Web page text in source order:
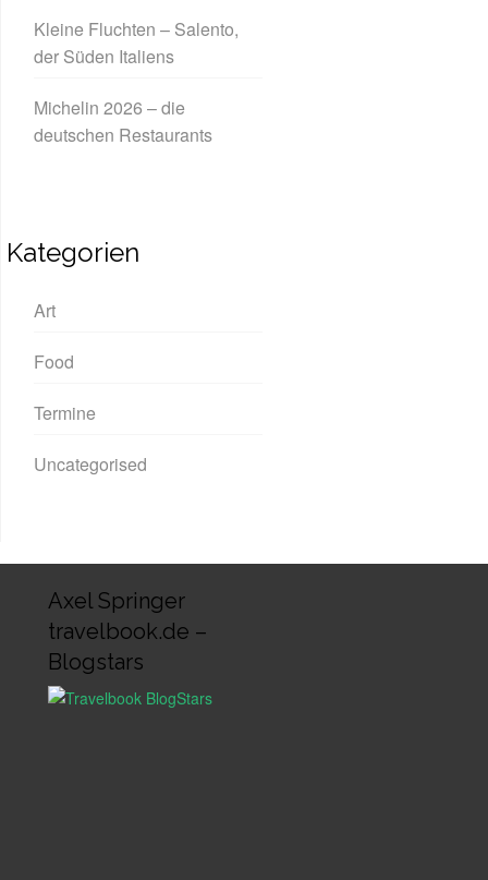
Kleine Fluchten – Salento,
der Süden Italiens
Michelin 2026 – die
deutschen Restaurants
Kategorien
Art
Food
Termine
Uncategorised
Axel Springer
travelbook.de –
Blogstars